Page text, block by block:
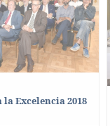
la Excelencia 2018